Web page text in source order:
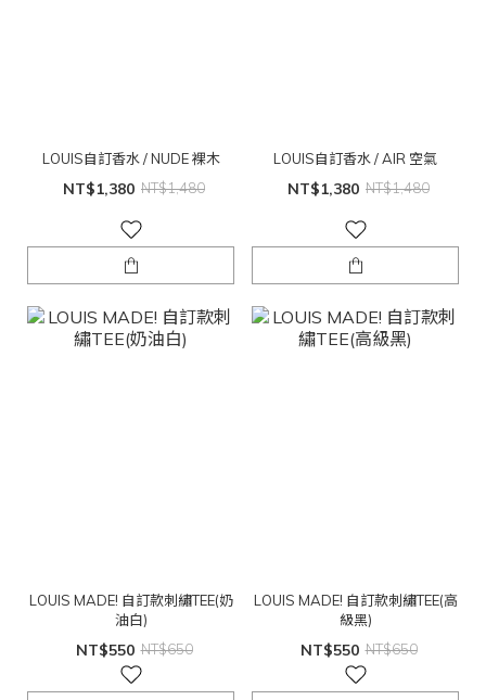
LOUIS自訂香水 / NUDE 裸木
NT$1,380 NT$1,480
LOUIS自訂香水 / AIR 空氣
NT$1,380 NT$1,480
LOUIS MADE! 自訂款刺繡TEE(奶
油白)
NT$550 NT$650
LOUIS MADE! 自訂款刺繡TEE(高
級黑)
NT$550 NT$650